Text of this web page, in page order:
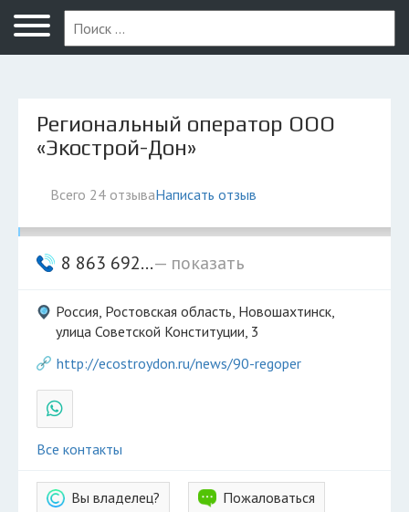
Новошахтинск
Региональный оператор ООО
«Экострой-Дон»
Всего 24 отзываНаписать отзыв
8 863 692...— показать
Россия, Ростовская область, Новошахтинск,
улица Советской Конституции, 3
http://ecostroydon.ru/news/90-regoper
Все контакты
Вы владелец? Пожаловаться